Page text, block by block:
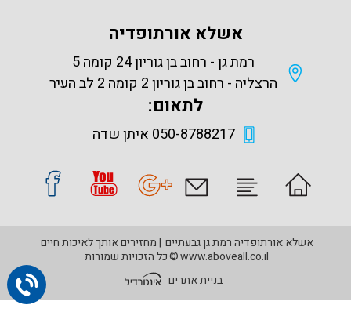
אשלא אורתופדיה
רמת גן - רחוב בן גוריון 24 קומה 5
הרצליה - רחוב בן גוריון 2 קומה 2 לב העיר
לתאום:
050-8788217 איתן שדה
אשלא אורתופדיה רמת גן גבעתיים מחזירים אותך לאיכות חיים
www.aboveall.co.il
©כל הזכויות שמורות
בניית אתרים